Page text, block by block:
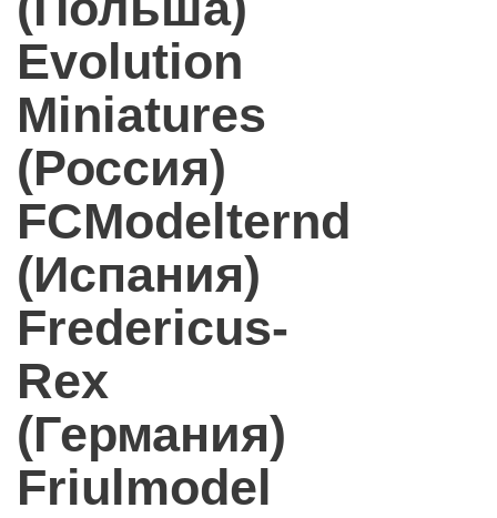
Evolution
Miniatures
(Россия)
FCModelternd
(Испания)
Fredericus-
Rex
(Германия)
Friulmodel